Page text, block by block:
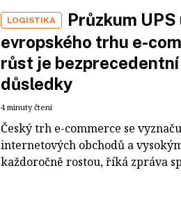
LOGISTIKA
Průzkum
evropského trhu e-
růst je bezprecedentní
důsledky
4 minuty čtení
Český trh e-commerce se
internetových obchodů a
každoročně rostou, říká zpráva